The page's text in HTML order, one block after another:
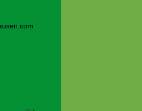
s n c m